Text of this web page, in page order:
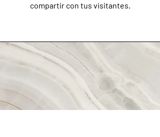
compartir con tus visitantes.